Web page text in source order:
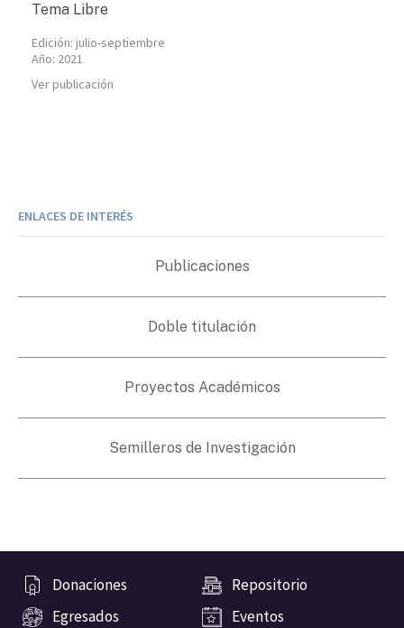
Tema Libre
Edición: julio-septiembre
Año: 2021
Ver publicación
ENLACES DE INTERÉS
Publicaciones
Doble titulación
Proyectos Académicos
Semilleros de Investigación
Donaciones
Repositorio
Egresados
Eventos